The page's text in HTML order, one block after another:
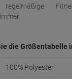
die Größentabelle
100% Polyester